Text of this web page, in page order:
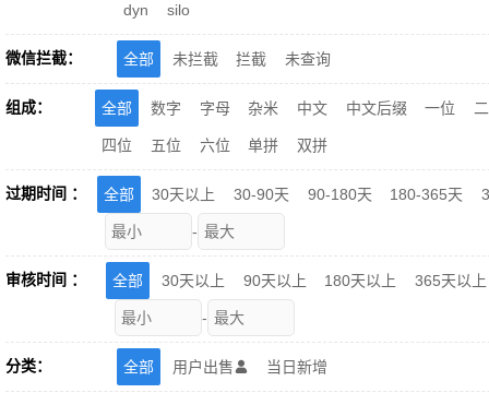
dyn silo
微信拦截： 全部 未拦截 拦截 未查询
组成： 全部 数字 字母 杂米 中文 中文后缀 一位
四位 五位 六位 单拼 双拼
过期时间 ： 全部 30天以上 30-90天 90-180天 180-365天
-
审核时间 ： 全部 30天以上 90天以上 180天以上 365天以上
-
分类： 全部 用户出售  当日新增